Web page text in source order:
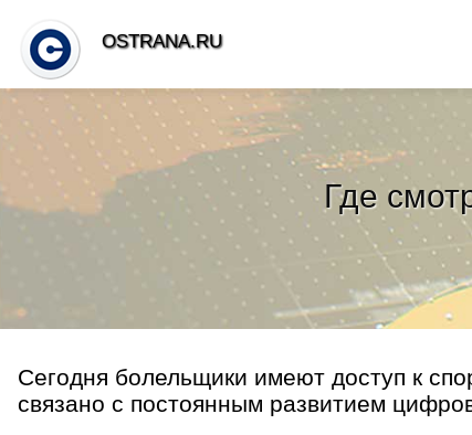
Где
Сегодня болельщики имеют доступ к
связано с постоянным развитием
OSTRANA.RU